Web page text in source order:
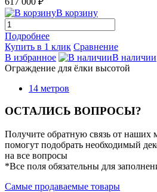
В корзину
Подробнее
Купить в 1 клик Сравнение
В избранное
В наличии
Ограждение для ёлки высотой
14 метров
ОСТАЛИСЬ ВОПРОСЫ?
Получите обратную связь от наших
помогут подобрать необходимый
на все вопросы
*Все поля обязательны для
Самые продаваемые товары